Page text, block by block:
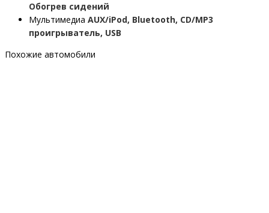
Обогрев сидений
Мультимедиа AUX/iPod, Bluetooth, CD/MP3
проигрыватель, USB
Похожие автомобили